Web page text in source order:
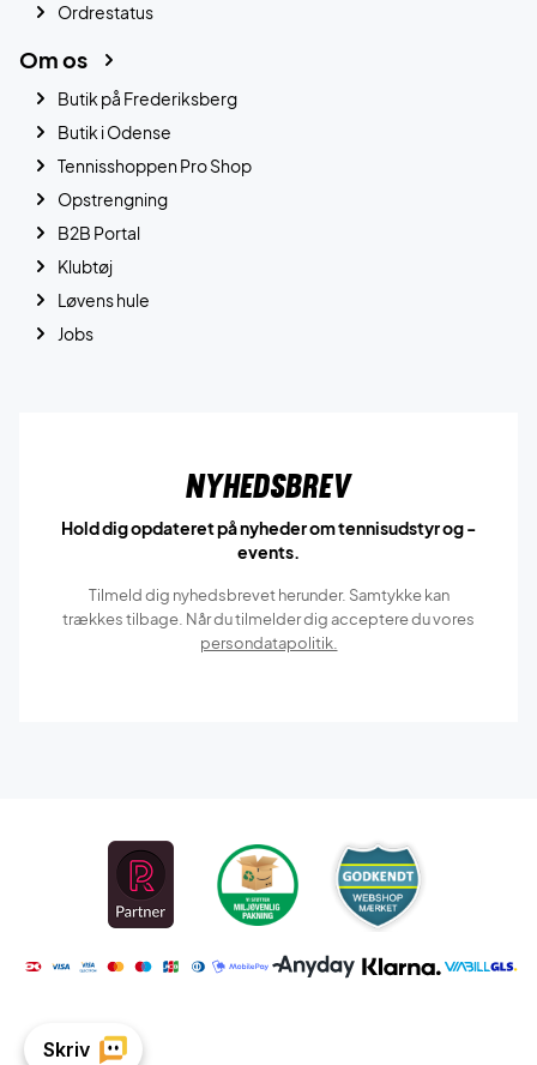
Ordrestatus
Om os
Butik på Frederiksberg
Butik i Odense
Tennisshoppen Pro Shop
Opstrengning
B2B Portal
Klubtøj
Løvens hule
Jobs
Nyhedsbrev
Hold dig opdateret på nyheder om tennisudstyr og -
events.
Tilmeld dig nyhedsbrevet herunder. Samtykke kan
trækkes tilbage. Når du tilmelder dig acceptere du vores
persondatapolitik.